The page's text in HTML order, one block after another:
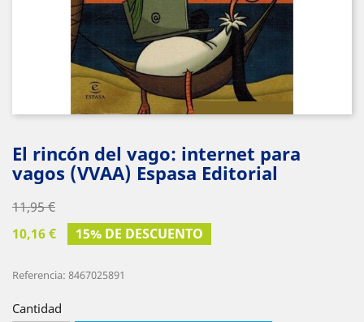
El rincón del vago: internet para
vagos (VVAA) Espasa Editorial
11,95 €
10,16 €
15% DE DESCUENTO
Referencia: 8467025891
Cantidad